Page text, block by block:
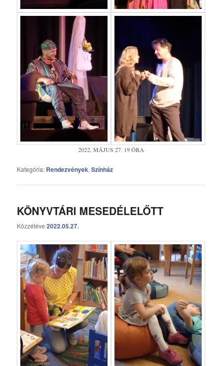
2022. MÁJUS 27. 19 ÓRA
Kategória: Rendezvények,Színház
KÖNYVTÁRI MESEDÉLELŐTT
Közzétéve2022.05.27.